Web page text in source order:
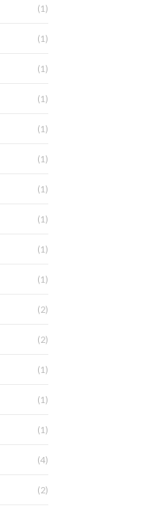
(1)
(1)
(1)
(1)
(1)
(1)
(1)
(1)
(1)
(1)
(2)
(2)
(1)
(1)
(1)
(4)
(2)